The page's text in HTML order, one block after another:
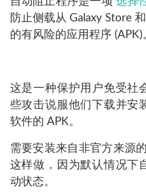
防止侧载从 Galaxy Store
的有风险的应用程序 (APK)
这是一种保护用户免受社
些攻击说服他们下载并安
软件的 APK。
需要安装来自非官方来源
这样做，因为默认情况下
动状态。